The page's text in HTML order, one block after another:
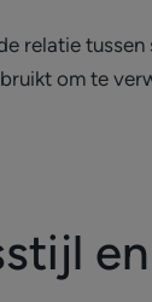
relatie
om te